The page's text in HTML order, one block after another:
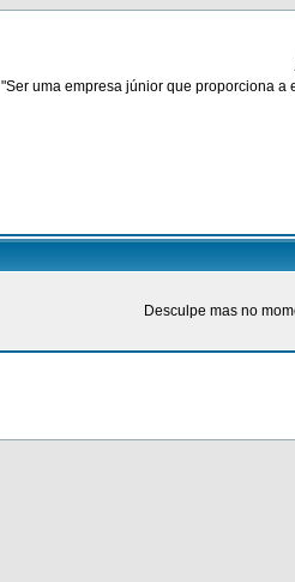
"Ser uma empresa júnior que proporciona a
Desculpe mas no